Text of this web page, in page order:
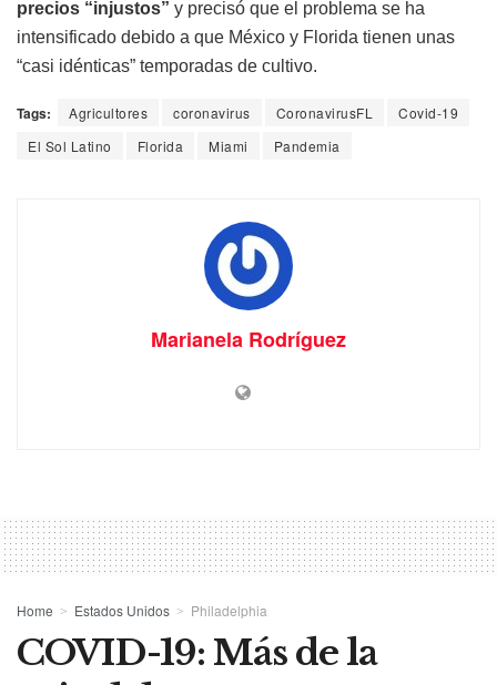
precios “injustos” y precisó que el problema se ha
intensificado debido a que México y Florida tienen unas
“casi idénticas” temporadas de cultivo.
Tags: Agricultores coronavirus CoronavirusFL
Covid-19
El Sol Latino
Florida Miami Pandemia
Marianela Rodríguez
Home Estados Unidos Philadelphia
COVID-19: Más de la